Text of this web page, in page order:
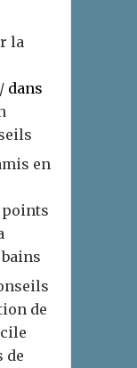
la
dans
en
points
de
de